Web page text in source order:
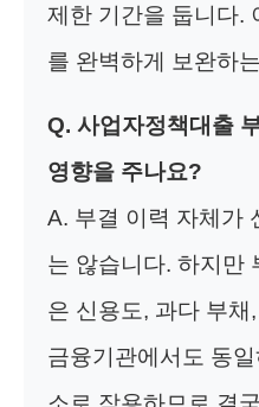
제한 기간을 둡니다.
를 완벽하게 보완하
Q. 사업자정책대출
영향을 주나요?
A. 부결 이력 자체가
는 않습니다. 하지만
은 신용도, 과다 부
금융기관에서도 동